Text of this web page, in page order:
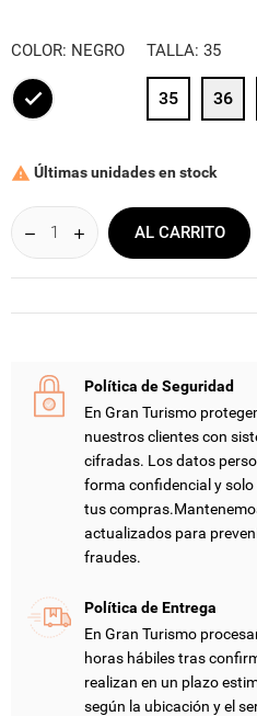
COLOR: NEGRO
NEGRO
TALLA: 35
35 36
 Últimas unidades en stock
AL CARRITO
Política de Seguridad
En Gran Turismo
nuestros clientes con
cifradas. Los datos
forma confidencial y
tus
actualizados para
fraudes.
Política de Entrega
En Gran Turismo
horas hábiles tras
realizan en un plazo
según la ubicación y el